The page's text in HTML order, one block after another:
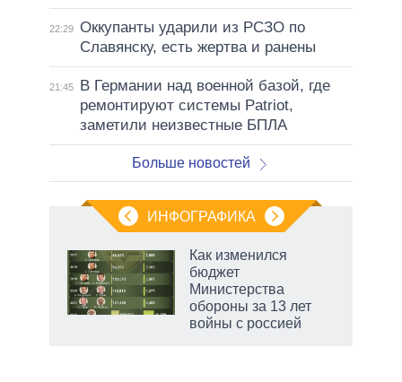
22:29 Оккупанты ударили из РСЗО по
Славянску, есть жертва и ранены
21:45
В Германии над военной базой, где
ремонтируют системы Patriot,
заметили неизвестные БПЛА
Больше новостей
ИНФОГРАФИКА
Как изменился
бюджет
Министерства
обороны за 13 лет
войны с россией